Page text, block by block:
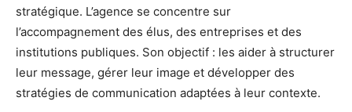
stratégique. L’agence se concentre sur
l’accompagnement des élus, des entreprises et des
institutions publiques. Son objectif : les aider à structurer
leur message, gérer leur image et développer des
stratégies de communication adaptées à leur contexte.